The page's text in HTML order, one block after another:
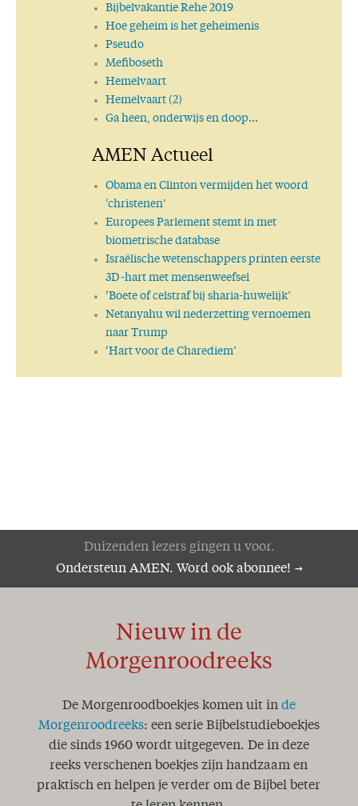
Bijbelvakantie Rehe 2019
Hoe geheim is het geheimenis
Pseudo
Mefiboseth
Hemelvaart
Hemelvaart (2)
Ga heen, onderwijs en doop…
AMEN Actueel
Obama en Clinton vermijden het woord
‘christenen’
Europees Parlement stemt in met
biometrische database
Israëlische wetenschappers printen eerste
3D-hart met mensenweefsel
‘Boete of celstraf bij sharia-huwelijk’
Netanyahu wil nederzetting vernoemen
naar Trump
‘Hart voor de Charediem’
Duizenden lezers gingen u voor.
Ondersteun AMEN. Word ook abonnee!
Nieuw in de
Morgenroodreeks
De Morgenroodboekjes komen uit in de
Morgenroodreeks: een serie Bijbelstudieboekjes
die sinds 1960 wordt uitgegeven. De in deze
reeks verschenen boekjes zijn handzaam en
praktisch en helpen je verder om de Bijbel beter